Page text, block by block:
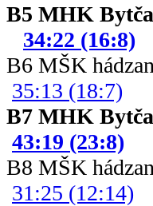
B5 MHK
34:22 (16:8)
B6 MŠK
35:13 (18:7)
B7 MHK
43:19 (23:8)
B8 MŠK
31:25 (12:14)